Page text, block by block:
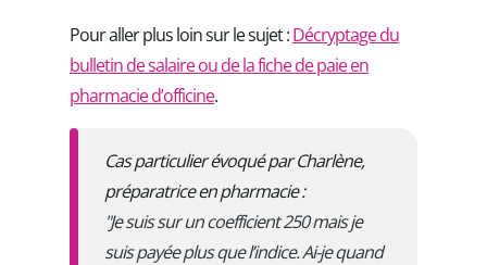
Pour aller plus loin sur le sujet :Décryptage du
bulletin de salaire ou de la fiche de paie en
pharmacie d’officine.
Cas particulier évoqué par Charlène,
préparatrice en pharmacie :
"Je suis sur un coefficient 250 mais je
suis payée plus que l’indice. Ai-je quand